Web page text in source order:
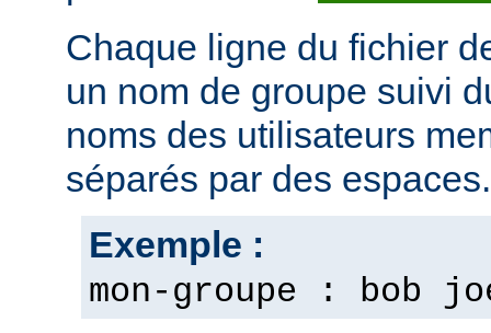
Chaque ligne du fichier
un nom de groupe suivi
noms des utilisateurs
séparés par des espaces.
Exemple :
mon-groupe : bob